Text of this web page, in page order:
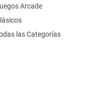
Arcade
las Categorías